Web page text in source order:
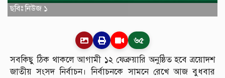
ছবিঃ নিউজ ১
৬৫
সবকিছু ঠিক থাকলে আগামী ১২ ফেব্রুয়ারি অনুষ্ঠিত হবে ত্রয়োদশ
জাতীয় সংসদ নির্বাচন। নির্বাচনকে সামনে রেখে আজ বুধবার